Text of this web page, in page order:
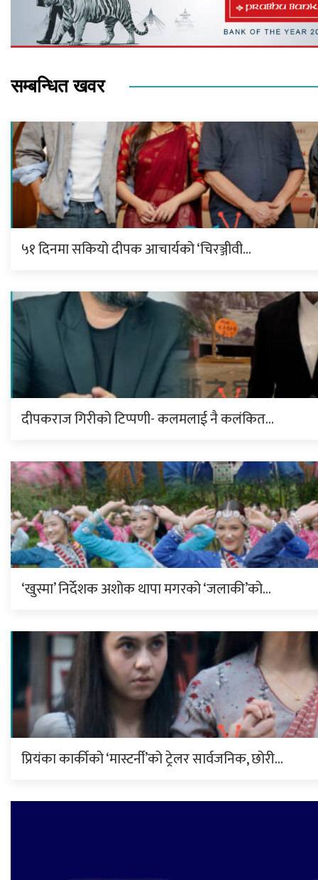
सम्बन्धित खवर
५१ दिनमा सकियो दीपक आचार्यको ‘चिरञ्जीवी…
दीपकराज गिरीको टिप्पणी- कलमलाई नै कलंकित…
‘खुस्मा’ निर्देशक अशोक थापा मगरको ‘जलाकी’को…
प्रियंका कार्कीको ‘मास्टर्नी’को ट्रेलर सार्वजनिक, छोरी…